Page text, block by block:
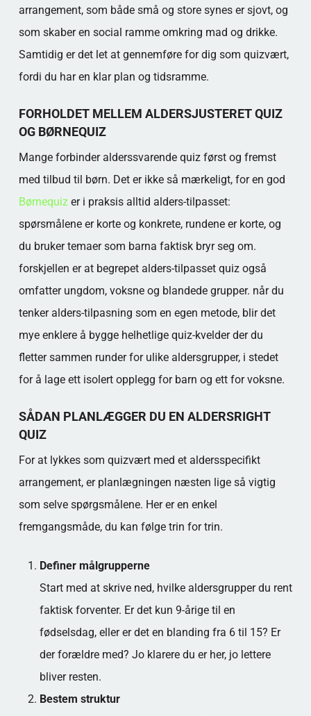
arrangement, som både små og store synes er sjovt, og
som skaber en social ramme omkring mad og drikke.
Samtidig er det let at gennemføre for dig som quizvært,
fordi du har en klar plan og tidsramme.
FORHOLDET MELLEM ALDERSJUSTERET QUIZ
OG BØRNEQUIZ
Mange forbinder alderssvarende quiz først og fremst
med tilbud til børn. Det er ikke så mærkeligt, for en god
Børnequizer i praksis alltid alders-tilpasset:
spørsmålene er korte og konkrete, rundene er korte, og
du bruker temaer som barna faktisk bryr seg om.
forskjellen er at begrepet alders-tilpasset quiz også
omfatter ungdom, voksne og blandede grupper. når du
tenker alders-tilpasning som en egen metode, blir det
mye enklere å bygge helhetlige quiz-kvelder der du
fletter sammen runder for ulike aldersgrupper, i stedet
for å lage ett isolert opplegg for barn og ett for voksne.
SÅDAN PLANLÆGGER DU EN ALDERSRIGHT
QUIZ
For at lykkes som quizvært med et aldersspecifikt
arrangement, er planlægningen næsten lige så vigtig
som selve spørgsmålene. Her er en enkel
fremgangsmåde, du kan følge trin for trin.
Definer målgrupperne
Start med at skrive ned, hvilke aldersgrupper du rent
faktisk forventer. Er det kun 9-årige til en
fødselsdag, eller er det en blanding fra 6 til 15? Er
der forældre med? Jo klarere du er her, jo lettere
bliver resten.
Bestem struktur